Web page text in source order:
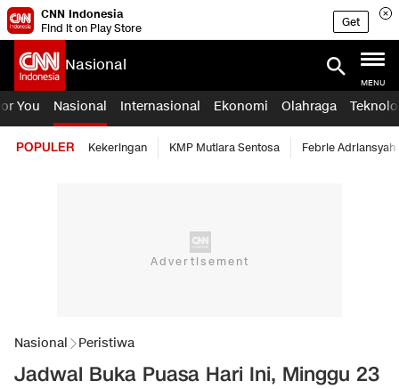
CNN Indonesia
Find it on Play Store
Get
Nasional
MENU
You Nasional Internasional Ekonomi Olahraga
POPULER Kekeringan KMP Mutiara Sentosa Febrie Adriansyah
Nasional Peristiwa
Jadwal Buka Puasa Hari Ini, Minggu 23